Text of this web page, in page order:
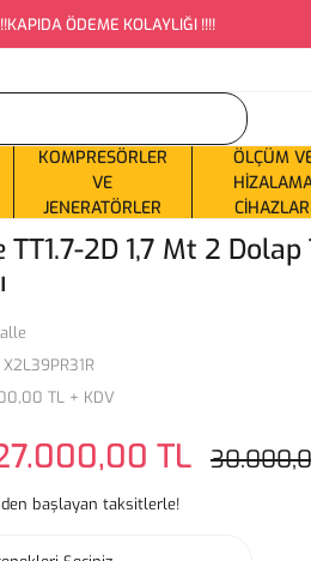
ÖDEME KOLAYLIĞI !!!!
KOMPRESÖRLER
VE
JENERATÖRLER
ÖLÇÜM
2D 1,7 Mt 2 Dolap
X2L39PR31R
TL + KDV
TL
başlayan taksitlerle!